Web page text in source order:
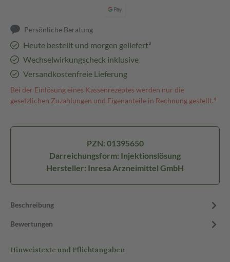
Persönliche Beratung
Heute bestellt und morgen geliefert³
Wechselwirkungscheck inklusive
Versandkostenfreie Lieferung
Bei der Einlösung eines Kassenrezeptes werden nur die
gesetzlichen Zuzahlungen und Eigenanteile in Rechnung gestellt.⁴
PZN: 01395650
Darreichungsform: Injektionslösung
Hersteller: Inresa Arzneimittel GmbH
Beschreibung
Bewertungen
Hinweistexte und Pflichtangaben